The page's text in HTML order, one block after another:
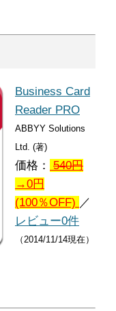
Business Card
Reader PRO
ABBYY Solutions
Ltd. (著)
価格： 540円
→0円
(100％OFF) ／
レビュー0件
（2014/11/14現在）